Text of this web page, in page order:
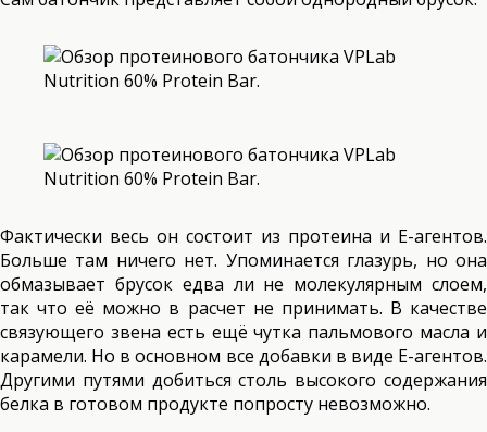
Фактически весь он состоит из протеина и Е-агентов.
Больше там ничего нет. Упоминается глазурь, но она
обмазывает брусок едва ли не молекулярным слоем,
так что её можно в расчет не принимать. В качестве
связующего звена есть ещё чутка пальмового масла и
карамели. Но в основном все добавки в виде Е-агентов.
Другими путями добиться столь высокого содержания
белка в готовом продукте попросту невозможно.